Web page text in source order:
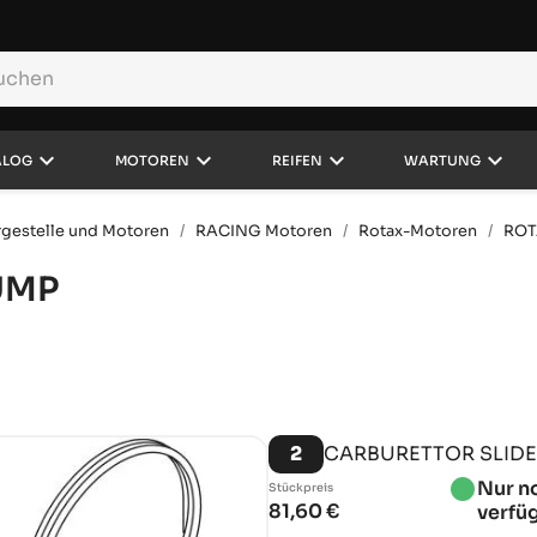
keyboard_arrow_down MOTOREN keyboard_arrow_down REIFEN keyboard_arrow_down WARTUNG keyboard_arrow_down
und Motoren RACING Motoren Rotax-Motoren
2 CARBURETTOR SLIDE
Stückpreis
81,60 €
brightness_1Nur